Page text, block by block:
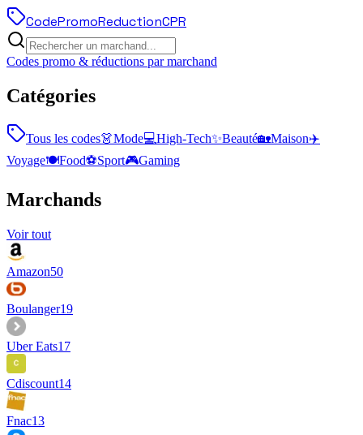
CodePromoReductionCPR
Codes promo & réductions par marchand
Catégories
Tous les codes👗Mode💻High-Tech✨Beauté🏡Maison✈️
Voyage🍽️Food⚽Sport🎮Gaming
Marchands
Voir tout
Amazon50
Boulanger19
Uber Eats17
Cdiscount14
Fnac13